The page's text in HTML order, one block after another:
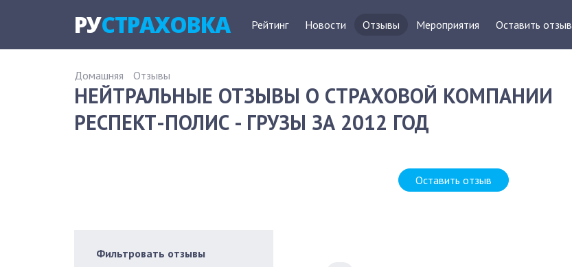
РУСТРАХОВКА Рейтинг Новости Отзывы Мероприятия Оставить отзыв
Домашняя Отзывы
НЕЙТРАЛЬНЫЕ ОТЗЫВЫ О СТРАХОВОЙ КОМПАНИИ
РЕСПЕКТ-ПОЛИС - ГРУЗЫ ЗА 2012 ГОД
Оставить отзыв
Фильтровать отзывы